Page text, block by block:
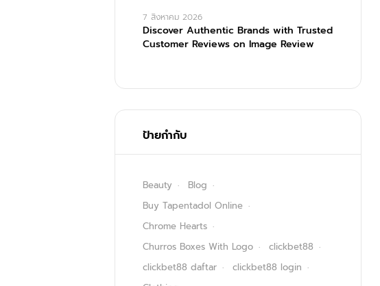
7 สิงหาคม 2026
Discover Authentic Brands with Trusted
Customer Reviews on Image Review
ป้ายกำกับ
Beauty
Blog
Buy Tapentadol Online
Chrome Hearts
Churros Boxes With Logo
clickbet88
clickbet88 daftar
clickbet88 login